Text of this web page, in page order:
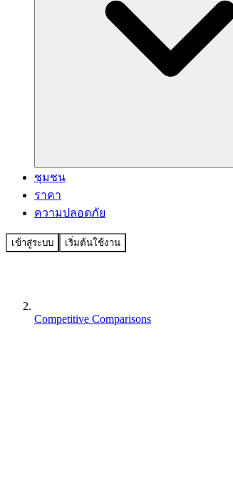
ชุมชน
ราคา
ความปลอดภัย
เข้าสู่ระบบ เริ่มต้นใช้งาน
Competitive Comparisons